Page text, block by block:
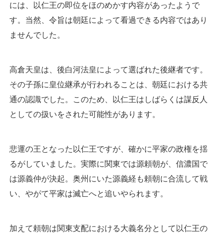
には、以仁王の即位をほのめかす内容があったようで
す。当然、令旨は朝廷によって看過できる内容ではあり
ませんでした。
高倉天皇は、後白河法皇によって選ばれた後継者です。
その子孫に皇位継承が行われることは、朝廷における共
通の認識でした。このため、以仁王はしばらくは謀反人
としての扱いをされた可能性があります。
悲運の王となった以仁王ですが、確かに平家の政権を揺
るがしていました。実際に関東では源頼朝が、信濃国で
は源義仲が決起。奥州にいた源義経も頼朝に合流して戦
い、やがて平家は滅亡へと追いやられます。
加えて頼朝は関東支配における大義名分として以仁王の